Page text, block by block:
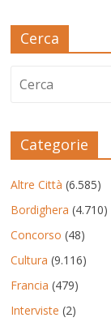
Cerca
Categorie
Altre Città (6.585)
Bordighera (4.710)
Concorso (48)
Cultura (9.116)
Francia (479)
Interviste (2)